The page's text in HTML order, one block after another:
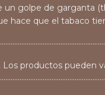
un golpe de garganta
hace que el tabaco
Los productos pueden